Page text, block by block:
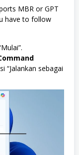
MBR or GPT
have to follow
“Jalankan sebagai